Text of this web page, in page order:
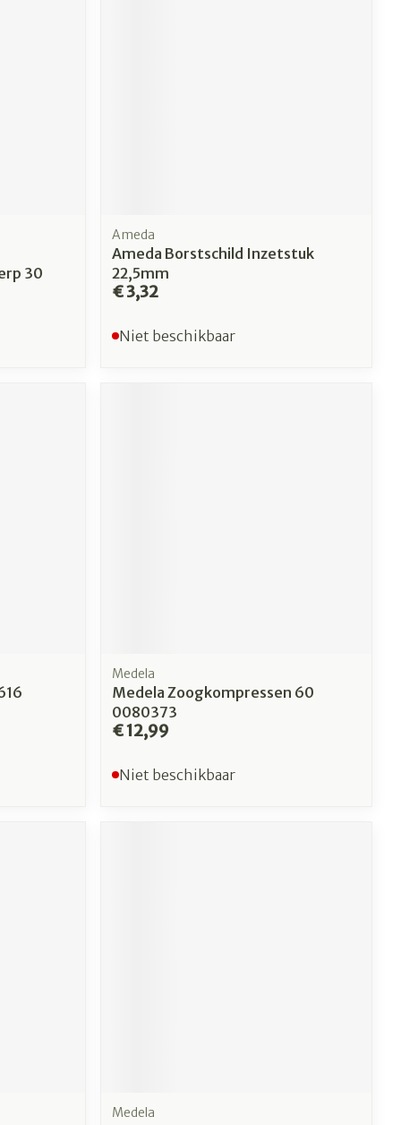
30
Ameda
Ameda Borstschild Inzetstuk
22,5mm
€ 3,32
Niet beschikbaar
Medela
Medela Zoogkompressen 60
0080373
€ 12,99
Niet beschikbaar
Medela